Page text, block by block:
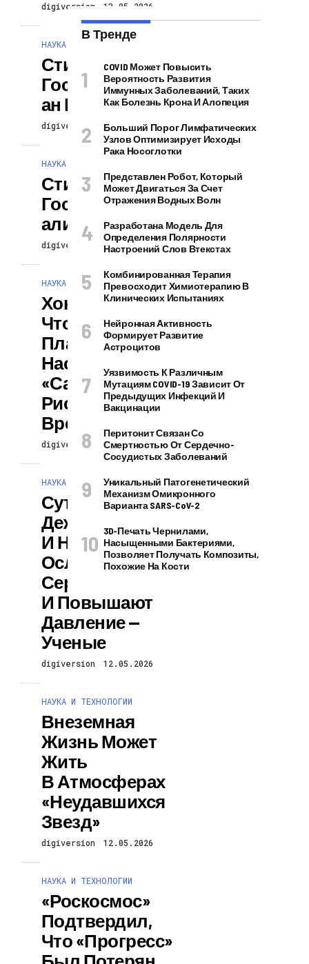
digiversion 13.05.2026
НАУКА И ТЕХНОЛОГИИ
Стивен Хокинг
Госпитализиров
Ан В Риме
digiversion 13.05.2026
НАУКА И ТЕХНОЛОГИИ
Стивена Хокинга
Госпитализиров
Али В Риме
digiversion 13.05.2026
НАУКА И ТЕХНОЛОГИИ
Хокинг Считает,
Что Для
Планеты
Наступило
«самое
Рискованное
Время»
digiversion 12.05.2026
НАУКА И ТЕХНОЛОГИИ
Суточные
Дежурства
И Нехватка Сна
Ослабляют
Сердце
И Повышают
Давление —
Ученые
digiversion 12.05.2026
НАУКА И ТЕХНОЛОГИИ
Внеземная
Жизнь Может
Жить
В Атмосферах
«неудавшихся
Звезд»
digiversion 12.05.2026
НАУКА И ТЕХНОЛОГИИ
«Роскосмос»
Подтвердил,
Что «Прогресс»
В Тренде
COVID Может Повысить
Вероятность Развития
Иммунных Заболеваний, Таких
Как Болезнь Крона И Алопеция
Больший Порог Лимфатических
Узлов Оптимизирует Исходы
Рака Носоглотки
Представлен Робот, Который
Может Двигаться За Счет
Отражения Водных Волн
Разработана Модель Для
Определения Полярности
Настроений Слов Втекстах
Комбинированная Терапия
Превосходит Химиотерапию В
Клинических Испытаниях
Нейронная Активность
Формирует Развитие
Астроцитов
Уязвимость К Различным
Мутациям COVID-19 Зависит От
Предыдущих Инфекций И
Вакцинации
Перитонит Связан Со
Смертностью От Сердечно-
Сосудистых Заболеваний
Уникальный Патогенетический
Механизм Омикронного
Варианта SARS-CoV-2
3D-Печать Чернилами,
Насыщенными Бактериями,
Позволяет Получать Композиты,
Похожие На Кости